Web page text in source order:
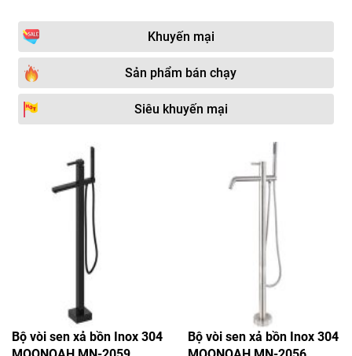
Khuyến mại
Sản phẩm bán chạy
Siêu khuyến mại
Bộ vòi sen xả bồn Inox 304
Bộ vòi sen xả bồn Inox 304